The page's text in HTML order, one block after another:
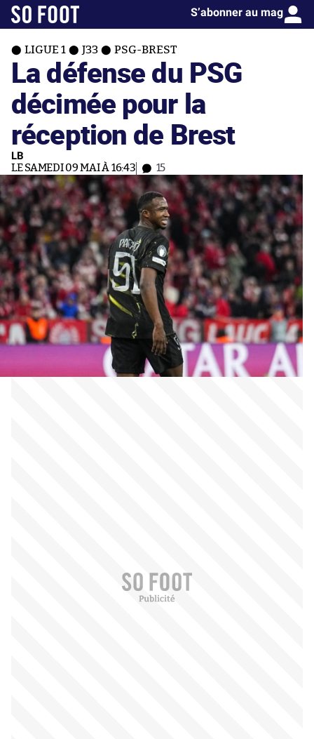
S’abonner au mag
LIGUE 1 J33 PSG-BREST
La défense du PSG
décimée pour la
réception de Brest
LB
LE SAMEDI 09 MAI À 16:43 15